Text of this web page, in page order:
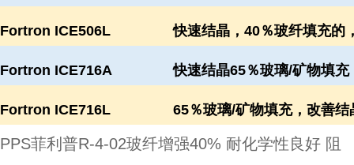
Fortron ICE506L 快速结晶，40％玻纤填充的
Fortron ICE716A 快速结晶65％玻璃/矿物填充
Fortron ICE716L 65％玻璃/矿物填充，改善结
PPS菲利普R-4-02玻纤增强40% 耐化学性良好 阻